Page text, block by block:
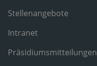
Stellenangebote
Intranet
Präsidiumsmitteilungen